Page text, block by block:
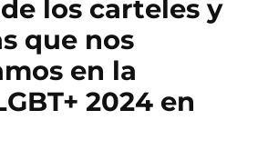
los carteles y
que nos
en la
2024 en